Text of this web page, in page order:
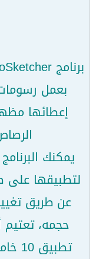
بعمل
إعطائها
يمكنك
لتطبيقها على
عن طريق
حجمه، تعتيم